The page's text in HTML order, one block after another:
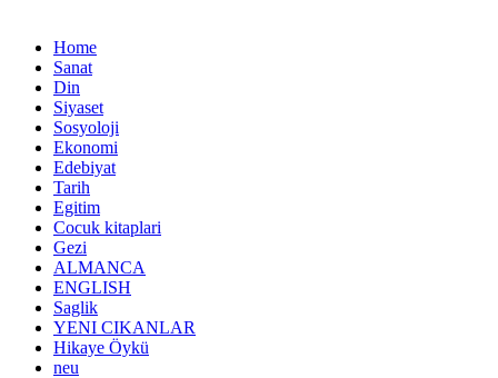
Home
Sanat
Din
Siyaset
Sosyoloji
Ekonomi
Edebiyat
Tarih
Egitim
Cocuk kitaplari
Gezi
ALMANCA
ENGLISH
Saglik
YENI CIKANLAR
Hikaye Öykü
neu